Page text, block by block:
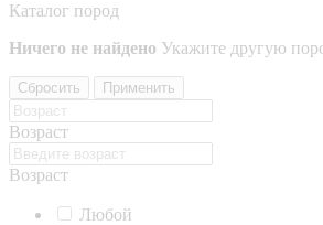
Каталог пород
Ничего не найдено Укажите другую
Сбросить Применить
Возраст
Возраст
Любой